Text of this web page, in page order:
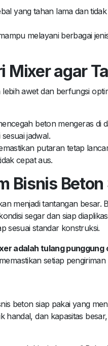
yang tahan lama dan
melayani berbagai
Mixer agar
awet dan berfungsi
beton mengeras di
jadwal.
putaran tetap
cepat aus.
Bisnis Beton
menjadi tantangan besar.
segar dan siap
sesuai standar konstruksi.
adalah tulang punggung
setiap
beton siap pakai yang
handal, dan kapasitas